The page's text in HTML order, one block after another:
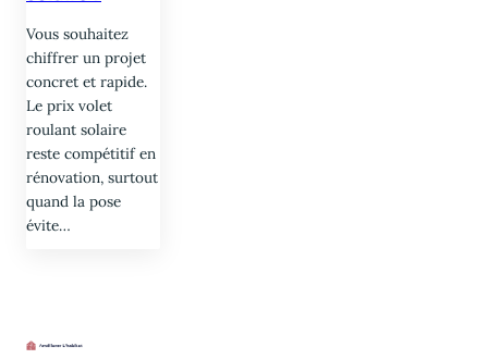
Vous souhaitez
chiffrer un projet
concret et rapide.
Le prix volet
roulant solaire
reste compétitif en
rénovation, surtout
quand la pose
évite…